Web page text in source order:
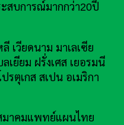
สบการณ์มากกว่า20ปี
วียดนาม มาเลเซีย
ยียม ฝรั่งเศส เยอรมนี
รตุเกส สเปน อเมริกา
มาคมแพทย์แผนไทย